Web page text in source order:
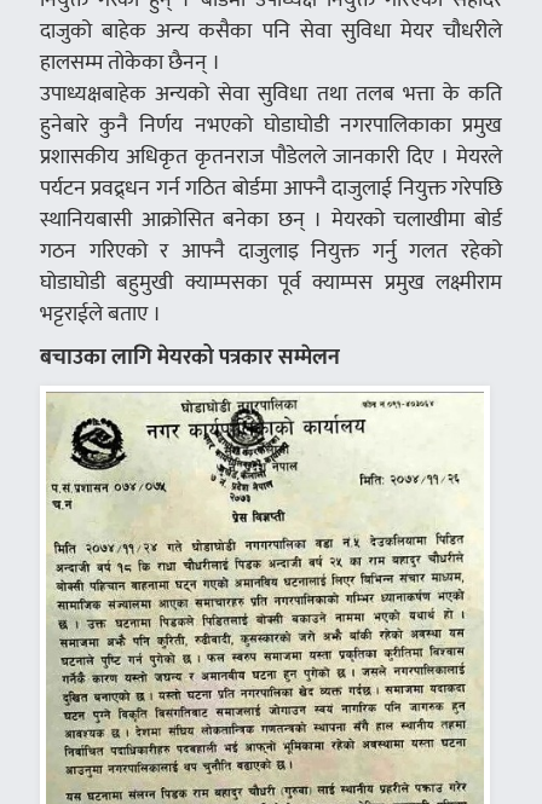
दाजुको बाहेक अन्य कसैका पनि सेवा सुविधा मेयर चौधरीले
हालसम्म तोकेका छैनन् ।
उपाध्यक्षबाहेक अन्यको सेवा सुविधा तथा तलब भत्ता के कति
हुनेबारे कुनै निर्णय नभएको घोडाघोडी नगरपालिकाका प्रमुख
प्रशासकीय अधिकृत कृतनराज पौडेलले जानकारी दिए । मेयरले
पर्यटन प्रवद्र्धन गर्न गठित बोर्डमा आफ्नै दाजुलाई नियुक्त गरेपछि
स्थानियबासी आक्रोसित बनेका छन् । मेयरको चलाखीमा बोर्ड
गठन गरिएको र आफ्नै दाजुलाइ नियुक्त गर्नु गलत रहेको
घोडाघोडी बहुमुखी क्याम्पसका पूर्व क्याम्पस प्रमुख लक्ष्मीराम
भट्टराईले बताए ।
बचाउका लागि मेयरको पत्रकार सम्मेलन